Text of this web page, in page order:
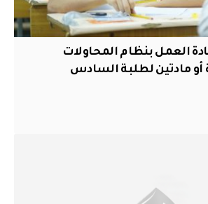
العمل بنظام المحاولات
أو مادتين لطلبة السادس